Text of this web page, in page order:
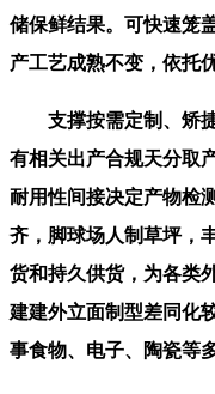
储保鲜结果。可快速笼
产工艺成熟不变，依托
支撑按需定制、矫捷
有相关出产合规天分取
耐用性间接决定产物检
齐，脚球场人制草坪，
货和持久供货，为各类
建建外立面制型差同化
事食物、电子、陶瓷等